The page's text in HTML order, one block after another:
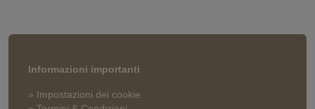
Informazioni importanti
» Impostazioni dei cookie